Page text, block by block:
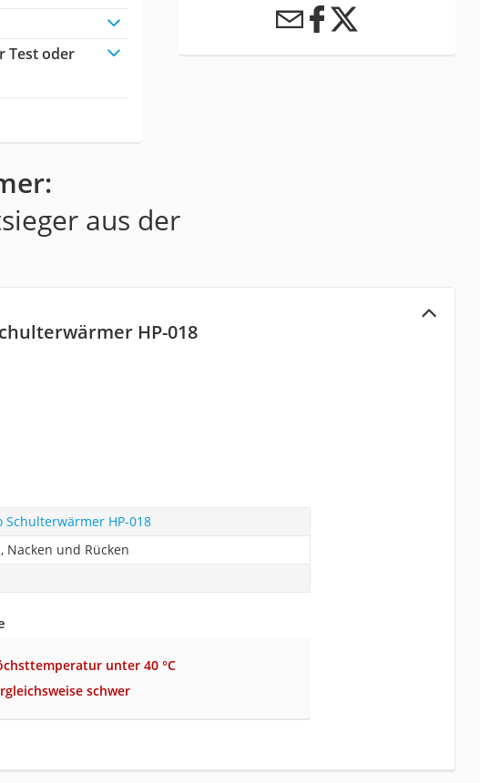
Test oder
aus der
HP-018
Schulterwärmer HP-018
Nacken und Rücken
unter 40 °C
schwer